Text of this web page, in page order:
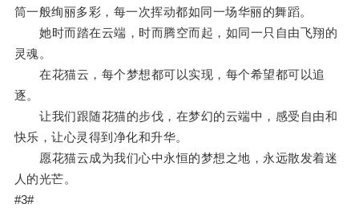
筒一般绚丽多彩，每一次挥动都如同一场华丽的舞蹈。
她时而踏在云端，时而腾空而起，如同一只自由飞翔的
灵魂。
在花猫云，每个梦想都可以实现，每个希望都可以追
逐。
让我们跟随花猫的步伐，在梦幻的云端中，感受自由和
快乐，让心灵得到净化和升华。
愿花猫云成为我们心中永恒的梦想之地，永远散发着迷
人的光芒。
#3#